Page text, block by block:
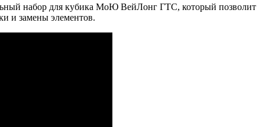
набор для кубика МоЮ ВейЛонг ГТС, который позволит
и замены элементов.